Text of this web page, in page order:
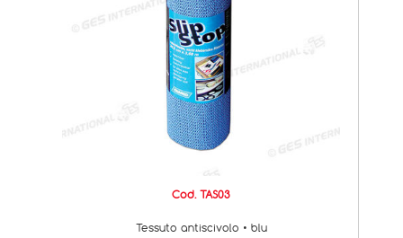
Cod. TAS03
Tessuto antiscivolo • blu